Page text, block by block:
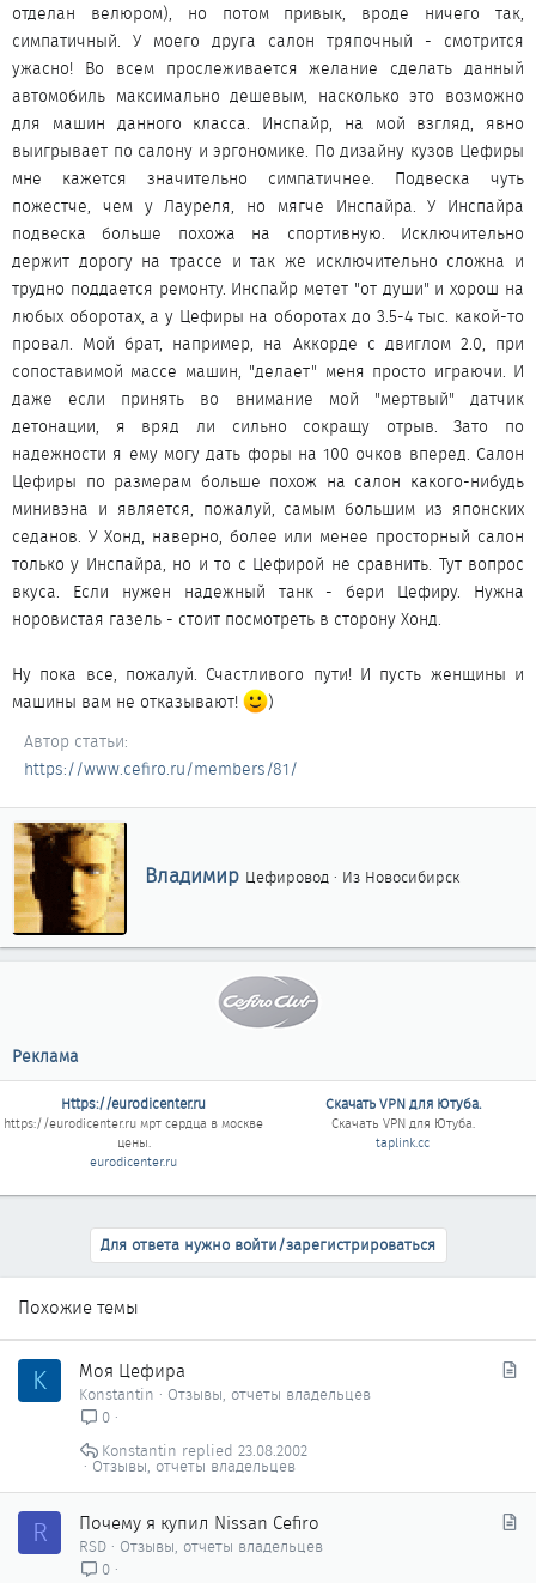
отделан велюром), но потом привык, вроде ничего так,
симпатичный. У моего друга салон тряпочный - смотрится
ужасно! Во всем прослеживается желание сделать данный
автомобиль максимально дешевым, насколько это возможно
для машин данного класса. Инспайр, на мой взгляд, явно
выигрывает по салону и эргономике. По дизайну кузов Цефиры
мне кажется значительно симпатичнее. Подвеска чуть
пожестче, чем у Лауреля, но мягче Инспайра. У Инспайра
подвеска больше похожа на спортивную. Исключительно
держит дорогу на трассе и так же исключительно сложна и
трудно поддается ремонту. Инспайр метет "от души" и хорош на
любых оборотах, а у Цефиры на оборотах до 3.5-4 тыс. какой-то
провал. Мой брат, например, на Аккорде с двиглом 2.0, при
сопоставимой массе машин, "делает" меня просто играючи. И
даже если принять во внимание мой "мертвый" датчик
детонации, я вряд ли сильно сокращу отрыв. Зато по
надежности я ему могу дать форы на 100 очков вперед. Салон
Цефиры по размерам больше похож на салон какого-нибудь
минивэна и является, пожалуй, самым большим из японских
седанов. У Хонд, наверно, более или менее просторный салон
только у Инспайра, но и то с Цефирой не сравнить. Тут вопрос
вкуса. Если нужен надежный танк - бери Цефиру. Нужна
норовистая газель - стоит посмотреть в сторону Хонд.
Ну пока все, пожалуй. Счастливого пути! И пусть женщины и
машины вам не отказывают!
)​
Автор статьи
https://www.cefiro.ru/members/81/
АВладимир Цефировод · Из Новосибирск
Реклама
Https://eurodicenter.ru
https://eurodicenter.ruмрт сердца в москве
цены.
eurodicenter.ru
Скачать VPN для Ютуба.
Скачать VPN для Ютуба.
taplink.cc
Для ответа нужно войти/зарегистрироваться
Похожие темы
K Моя Цефира
Konstantin
Отзывы, отчеты владельцев
0
Отзывы, отчеты владельцев
23.08.2002
Konstantin
R Почему я купил Nissan Cefiro
RSD
Отзывы, отчеты владельцев
0